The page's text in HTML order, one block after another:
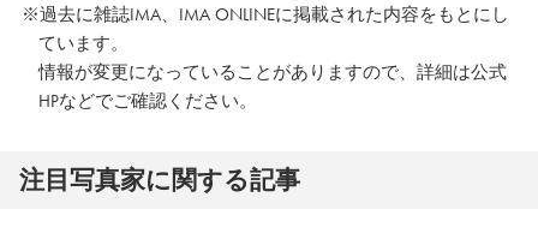
※過去に雑誌IMA、IMA ONLINEに掲載された内容をもとにし
ています。
情報が変更になっていることがありますので、詳細は公式
HPなどでご確認ください。
注⽬写真家に関する記事